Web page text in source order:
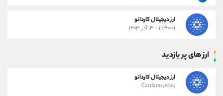
ارز دیجیتال کاردانو
۱۱:۳۰:۰۱ - ۱۳ آذر ۱۴۰۳
ارز های پر بازدید
ارز دیجیتال کاردانو
Cardano(ADA)